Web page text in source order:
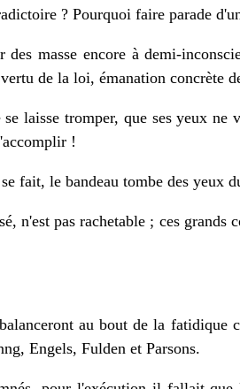
? Pourquoi faire parade
masse encore à demi-
de la loi, émanation concrète
laisse tromper, que ses yeux
!
fait, le bandeau tombe des yeux
n'est pas rachetable ; ces
au bout de la fatidique
Engels, Fulden et Parsons.